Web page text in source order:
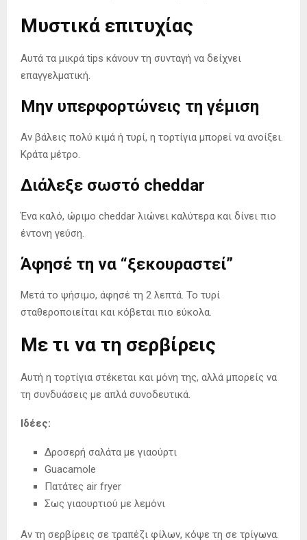
Μυστικά επιτυχίας
Αυτά τα μικρά tips κάνουν τη συνταγή να δείχνει
επαγγελματική.
Μην υπερφορτώνεις τη γέμιση
Αν βάλεις πολύ κιμά ή τυρί, η τορτίγια μπορεί να ανοίξει.
Κράτα μέτρο.
Διάλεξε σωστό cheddar
Ένα καλό, ώριμο cheddar λιώνει καλύτερα και δίνει πιο
έντονη γεύση.
Άφησέ τη να “ξεκουραστεί”
Μετά το ψήσιμο, άφησέ τη 2 λεπτά. Το τυρί
σταθεροποιείται και κόβεται πιο εύκολα.
Με τι να τη σερβίρεις
Αυτή η τορτίγια στέκεται και μόνη της, αλλά μπορείς να
τη συνδυάσεις με απλά συνοδευτικά.
Ιδέες:
Δροσερή σαλάτα με γιαούρτι
Guacamole
Πατάτες air fryer
Σως γιαουρτιού με λεμόνι
Αν τη σερβίρεις σε τραπέζι φίλων, κόψε τη σε τρίγωνα.